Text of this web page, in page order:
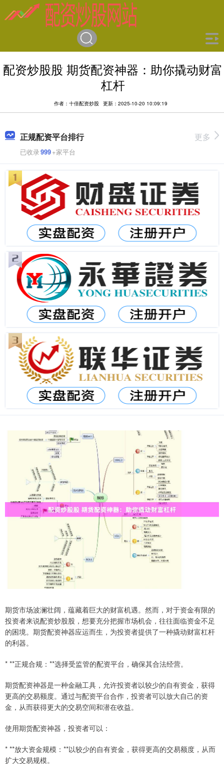
配资炒股股 期货配资神器：助你撬动财富
杠杆
作者：十倍配资炒股 更新：2025-10-20 10:09:19
正规配资平台排行
已收录999+家平台
更多
期货市场波澜壮阔，蕴藏着巨大的财富机遇。然而，对于资金有限的
投资者来说配资炒股股，想要充分把握市场机会，往往面临资金不足
的困境。期货配资神器应运而生，为投资者提供了一种撬动财富杠杆
的利器。
* **正规合规：**选择受监管的配资平台，确保其合法经营。
期货配资神器是一种金融工具，允许投资者以较少的自有资金，获得
更高的交易额度。通过与配资平台合作，投资者可以放大自己的资
金，从而获得更大的交易空间和潜在收益。
使用期货配资神器，投资者可以：
* **放大资金规模：**以较少的自有资金，获得更高的交易额度，从而
扩大交易规模。